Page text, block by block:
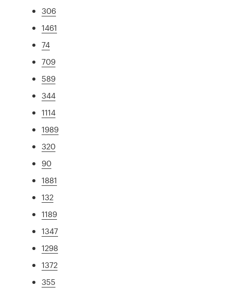
306
1461
74
709
589
344
1114
1989
320
90
1881
132
1189
1347
1298
1372
355